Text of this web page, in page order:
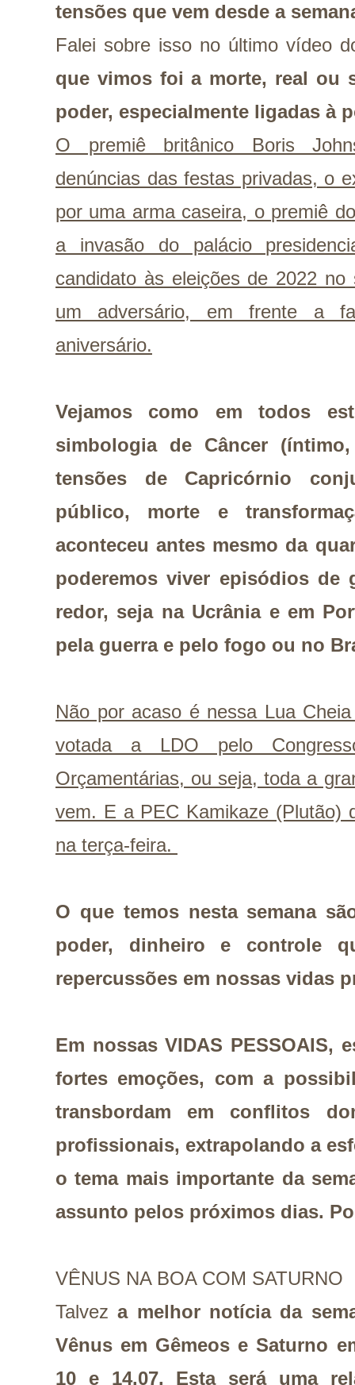
tensões que vem desde a
Falei sobre isso no último vídeo
que vimos foi a morte, real ou
poder, especialmente ligadas à
O premiê britânico Boris
denúncias das festas privadas, o
por uma arma caseira, o premiê
a invasão do palácio
candidato às eleições de 2022
um adversário, em frente a
aniversário.
Vejamos como em todos
simbologia de Câncer
tensões de Capricórnio
público, morte e
aconteceu antes mesmo da
poderemos viver episódios de
redor, seja na Ucrânia e em
pela guerra e pelo fogo ou no
Não por acaso é nessa Lua
votada a LDO pelo
Orçamentárias, ou seja, toda a
vem. E a PEC Kamikaze (Plutão)
na terça-feira.
O que temos nesta semana
poder, dinheiro e controle
repercussões em nossas vidas
Em nossas VIDAS PESSOAIS,
fortes emoções, com a
transbordam em conflitos
profissionais, extrapolando a
o tema mais importante da
assunto pelos próximos dias.
VÊNUS NA BOA COM SATURNO
Talveza melhor notícia da
Vênus em Gêmeos e Saturno
10 e 14.07. Esta será uma